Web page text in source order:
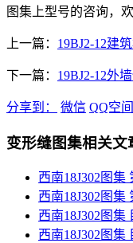
图集上型号的咨询，
上一篇： 19BJ2-12建
下一篇： 19BJ2-12外
分享到： 微信 QQ空间
变形缝图集相关文
西南18J302图集
西南18J302图集
西南18J302图集
西南18J302图集